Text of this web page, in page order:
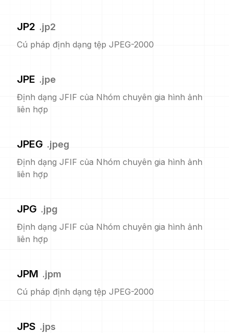
JP2 .jp2
Cú pháp định dạng tệp JPEG-2000
JPE .jpe
Định dạng JFIF của Nhóm chuyên gia hình ảnh
liên hợp
JPEG .jpeg
Định dạng JFIF của Nhóm chuyên gia hình ảnh
liên hợp
JPG .jpg
Định dạng JFIF của Nhóm chuyên gia hình ảnh
liên hợp
JPM .jpm
Cú pháp định dạng tệp JPEG-2000
JPS .jps